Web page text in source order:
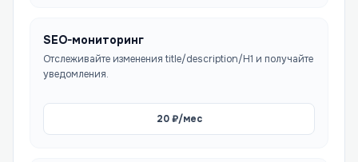
SEO-мониторинг
Отслеживайте изменения title/description/H1 и получайте
уведомления.
20₽/мес